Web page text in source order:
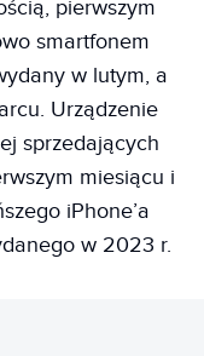
pierwszym
smartfonem
w lutym, a
Urządzenie
sprzedających
miesiącu i
iPhone’a
w 2023 r.